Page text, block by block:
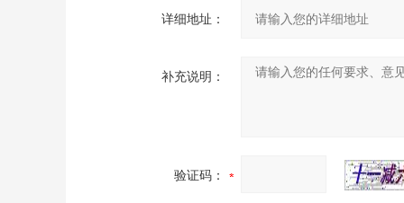
详细地址：
补充说明：
验证码：